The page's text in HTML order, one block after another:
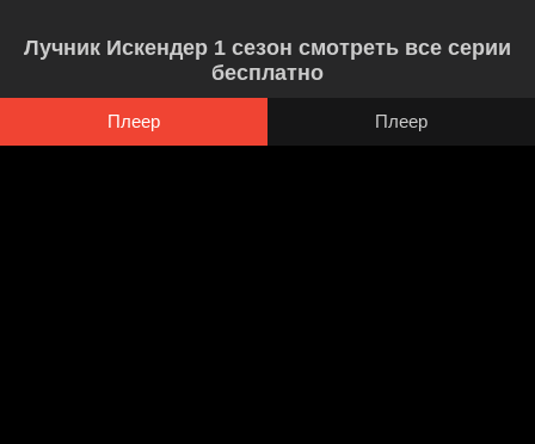
Лучник Искендер 1 сезон смотреть все серии
бесплатно
Плеер Плеер